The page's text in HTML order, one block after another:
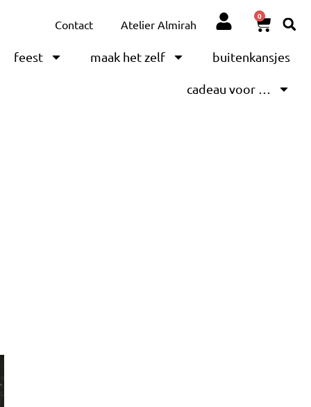
Contact Atelier Almirah
0
feest maak het zelf buitenkansjes
cadeau voor …